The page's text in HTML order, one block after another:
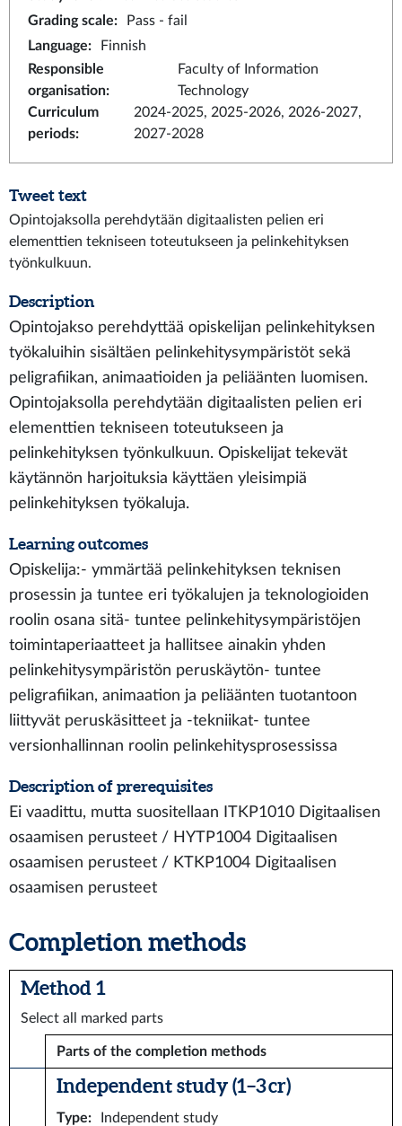
Grading scale:
Pass - fail
Language:
Finnish
Responsible
organisation:
Faculty of Information
Technology
Curriculum
periods:
2024-2025, 2025-2026, 2026-2027,
2027-2028
Tweet text
Opintojaksolla perehdytään digitaalisten pelien eri
elementtien tekniseen toteutukseen ja pelinkehityksen
työnkulkuun.
Description
Opintojakso perehdyttää opiskelijan pelinkehityksen
työkaluihin sisältäen pelinkehitysympäristöt sekä
peligrafiikan, animaatioiden ja peliäänten luomisen.
Opintojaksolla perehdytään digitaalisten pelien eri
elementtien tekniseen toteutukseen ja
pelinkehityksen työnkulkuun. Opiskelijat tekevät
käytännön harjoituksia käyttäen yleisimpiä
pelinkehityksen työkaluja.
Learning outcomes
Opiskelija:- ymmärtää pelinkehityksen teknisen
prosessin ja tuntee eri työkalujen ja teknologioiden
roolin osana sitä- tuntee pelinkehitysympäristöjen
toimintaperiaatteet ja hallitsee ainakin yhden
pelinkehitysympäristön peruskäytön- tuntee
peligrafiikan, animaation ja peliäänten tuotantoon
liittyvät peruskäsitteet ja -tekniikat- tuntee
versionhallinnan roolin pelinkehitysprosessissa
Description of prerequisites
Ei vaadittu, mutta suositellaan ITKP1010 Digitaalisen
osaamisen perusteet / HYTP1004 Digitaalisen
osaamisen perusteet / KTKP1004 Digitaalisen
osaamisen perusteet
Completion methods
Method 1
Select all marked parts
Parts of the completion methods
Independent study (1–3 cr)
Type: Independent study